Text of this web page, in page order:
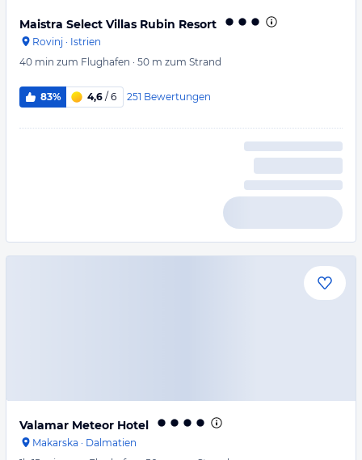
Maistra Select Villas Rubin Resort
Rovinj · Istrien
40 min zum Flughafen · 50 m zum Strand
83% 4,6 / 6 251 Bewertungen
Valamar Meteor Hotel
Makarska · Dalmatien